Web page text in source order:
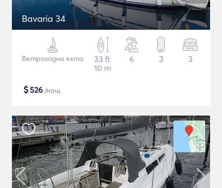
Bavaria 34
Ветроходна яхта
33 ft
10 m
6 3 3
$526 /нощ